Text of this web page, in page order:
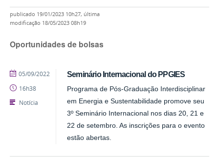
publicado 19/01/2023 10h27, última
modificação 18/05/2023 08h19
Oportunidades de bolsas
Seminário Internacional do PPGIES
Programa de Pós-Graduação Interdisciplinar
em Energia e Sustentabilidade promove seu
3º Seminário Internacional nos dias 20, 21 e
22 de setembro. As inscrições para o evento
estão abertas.
publicado
05/09/2022
16h38
Notícia